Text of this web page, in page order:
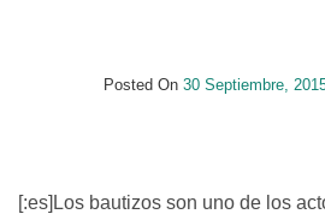
Posted On30 Septiembre,
[:es]Los bautizos son uno de los